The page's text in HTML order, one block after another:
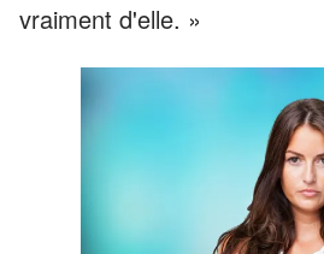
vraiment d'elle. »